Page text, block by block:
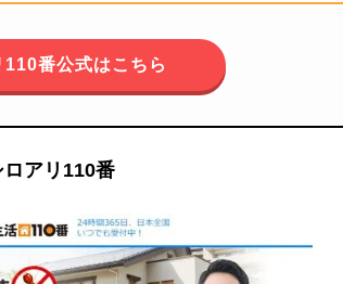
110番公式はこちら
ロアリ110番